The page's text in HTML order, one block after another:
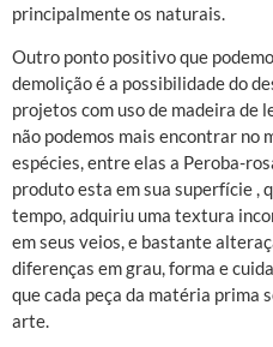
principalmente os naturais.
Outro ponto positivo que
demolição é a possibilidade do
projetos com uso de madeira de
não podemos mais encontrar no
espécies, entre elas a Peroba-
produto esta em sua superfície ,
tempo, adquiriu uma textura
em seus veios, e bastante
diferenças em grau, forma e
que cada peça da matéria prima
arte.